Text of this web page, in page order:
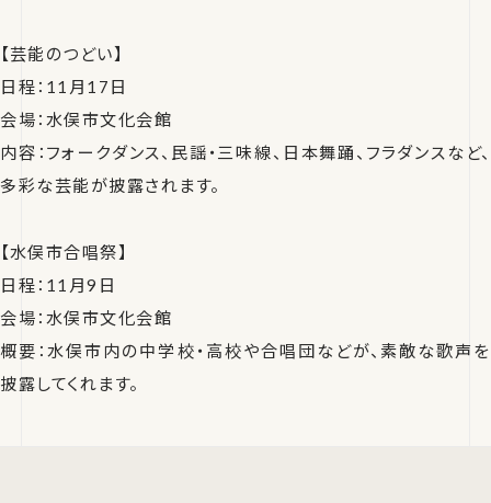
【芸能のつどい】
日程：11月17日
会場：水俣市文化会館
内容：フォークダンス、民謡・三味線、日本舞踊、フラダンスなど、
多彩な芸能が披露されます。
【水俣市合唱祭】
日程：11月9日
会場：水俣市文化会館
概要：水俣市内の中学校・高校や合唱団などが、素敵な歌声を
披露してくれます。